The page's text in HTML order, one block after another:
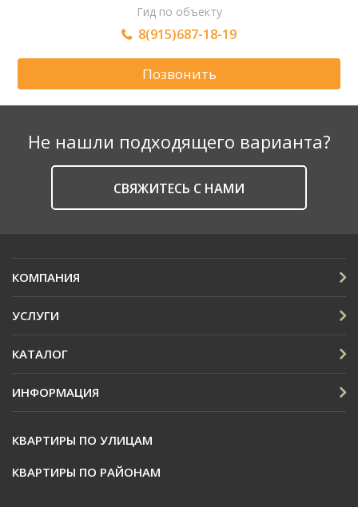
Гид по объекту
8(915)687-18-19
Позвонить
Не нашли подходящего варианта?
CВЯЖИТЕСЬ С НАМИ
КОМПАНИЯ
УСЛУГИ
КАТАЛОГ
ИНФОРМАЦИЯ
КВАРТИРЫ ПО УЛИЦАМ
КВАРТИРЫ ПО РАЙОНАМ